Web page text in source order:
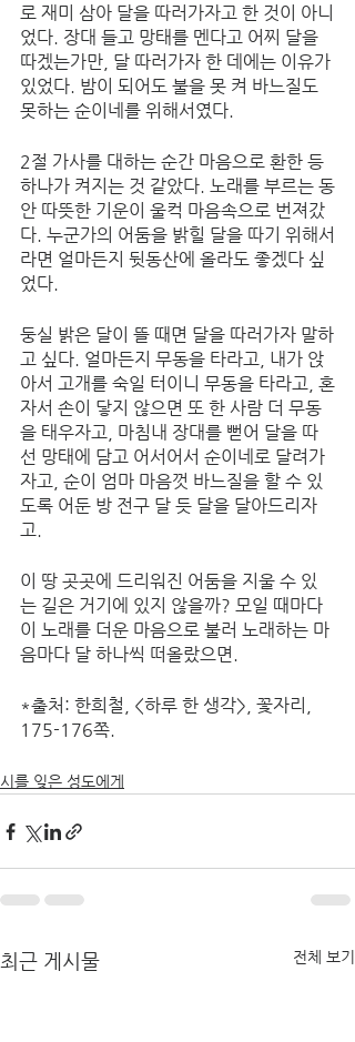
로 재미 삼아 달을 따러가자고 한 것이 아니
었다. 장대 들고 망태를 멘다고 어찌 달을
따겠는가만, 달 따러가자 한 데에는 이유가
있었다. 밤이 되어도 불을 못 켜 바느질도
못하는 순이네를 위해서였다.
2절 가사를 대하는 순간 마음으로 환한 등
하나가 켜지는 것 같았다. 노래를 부르는 동
안 따뜻한 기운이 울컥 마음속으로 번져갔
다. 누군가의 어둠을 밝힐 달을 따기 위해서
라면 얼마든지 뒷동산에 올라도 좋겠다 싶
었다.
둥실 밝은 달이 뜰 때면 달을 따러가자 말하
고 싶다. 얼마든지 무동을 타라고, 내가 앉
아서 고개를 숙일 터이니 무동을 타라고, 혼
자서 손이 닿지 않으면 또 한 사람 더 무동
을 태우자고, 마침내 장대를 뻗어 달을 따
선 망태에 담고 어서어서 순이네로 달려가
자고, 순이 엄마 마음껏 바느질을 할 수 있
도록 어둔 방 전구 달 듯 달을 달아드리자
고.
이 땅 곳곳에 드리워진 어둠을 지울 수 있
는 길은 거기에 있지 않을까? 모일 때마다
이 노래를 더운 마음으로 불러 노래하는 마
음마다 달 하나씩 떠올랐으면.
*출처: 한희철, <하루 한 생각>, 꽃자리,
175-176쪽.
시를 잊은 성도에게
최근 게시물 전체 보기